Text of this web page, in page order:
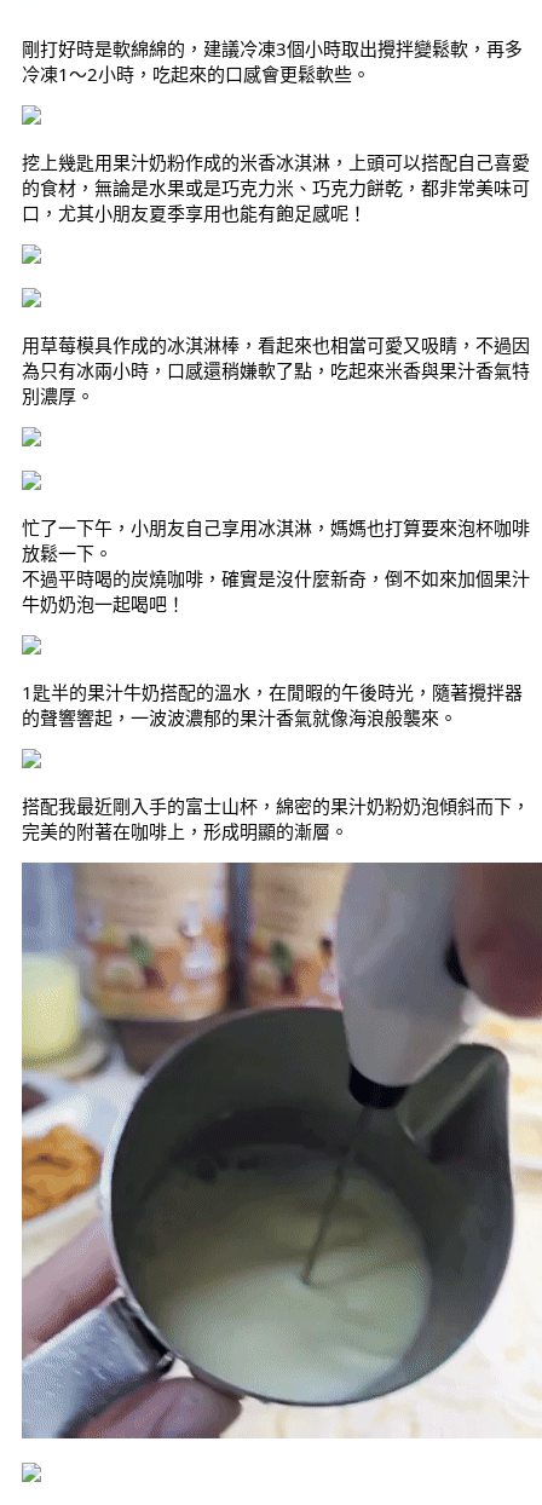
剛打好時是軟綿綿的，建議冷凍3個小時取出攪拌變鬆軟，再多
冷凍1～2小時，吃起來的口感會更鬆軟些。
挖上幾匙用果汁奶粉作成的米香冰淇淋，上頭可以搭配自己喜愛
的食材，無論是水果或是巧克力米、巧克力餅乾，都非常美味可
口，尤其小朋友夏季享用也能有飽足感呢！
用草莓模具作成的冰淇淋棒，看起來也相當可愛又吸睛，不過因
為只有冰兩小時，口感還稍嫌軟了點，吃起來米香與果汁香氣特
別濃厚。
忙了一下午，小朋友自己享用冰淇淋，媽媽也打算要來泡杯咖啡
放鬆一下。
不過平時喝的炭燒咖啡，確實是沒什麼新奇，倒不如來加個果汁
牛奶奶泡一起喝吧！
1匙半的果汁牛奶搭配的溫水，在閒暇的午後時光，隨著攪拌器
的聲響響起，一波波濃郁的果汁香氣就像海浪般襲來。
搭配我最近剛入手的富士山杯，綿密的果汁奶粉奶泡傾斜而下，
完美的附著在咖啡上，形成明顯的漸層。